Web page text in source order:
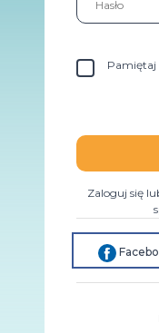
Pamiętaj
Zaloguj się